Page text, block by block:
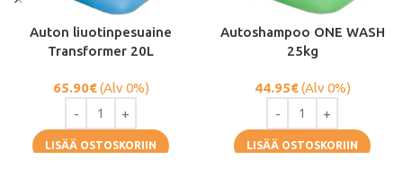
Auton liuotinpesuaine
Transformer 20L
65.90€(Alv 0%)
LISÄÄ OSTOSKORIIN
Autoshampoo ONE WASH
25kg
44.95€(Alv 0%)
LISÄÄ OSTOSKORIIN